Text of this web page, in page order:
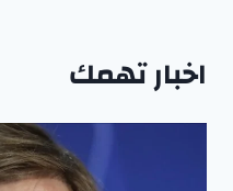
اخبار تهمك